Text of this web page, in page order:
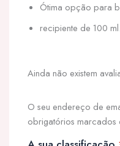
Ótima opção para
recipiente de 100 ml.
Ainda não existem
O seu endereço de
obrigatórios marcados